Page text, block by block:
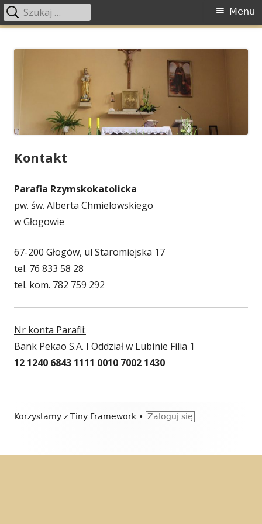
Chmielowskiego w Głogowie
Menu
Menu
Szukaj:
Kontakt
Parafia Rzymskokatolicka
pw. św. Alberta Chmielowskiego
w Głogowie
67-200 Głogów, ul Staromiejska 17
tel. 76 833 58 28
tel. kom. 782 759 292
Nr konta Parafii:
Bank Pekao S.A. I Oddział w Lubinie Filia 1
12 1240 6843 1111 0010 7002 1430
Zawartość
Korzystamy z Tiny Framework • Zaloguj się